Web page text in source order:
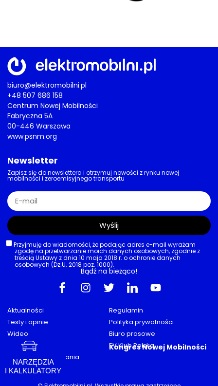
AKTUALNOŚCI, EUROPA,MERCEDES, RYNEK TESLA,TESTY
Test do bateryjnego zera
Węgrzy rozładowali 45 elektryków do
zatrzymania. Niektóre jechały
dziesiątki kilometrów po wskazaniu
0%
02/08/2026
AKTUALNOŚCI,DROGI,POLSKA,RYNEK,TECHNOLOGIA
Łódzkie uruchomiło system zarządzania ruchem
Jedna platforma zintegruje wiele
danych. Monitoring za 5,5 mln złotych
poprawi bezpieczeństwo
02/08/2026
CHARGEIN ,INFRASTRUKTURA
Szybka ładowarka ChargeIn w pobliżu
S8. Ma 150 kW i terminal płatniczy
01/08/2026
AKTUALNOŚCI,GREENWAY POLSKA,INFRASTRUKTURA,IONITY
NARZĘDZIA
I KALKULATORY